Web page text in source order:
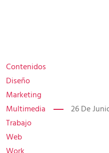
Contenidos
Diseño
Marketing
Multimedia
Trabajo
Web
26 De